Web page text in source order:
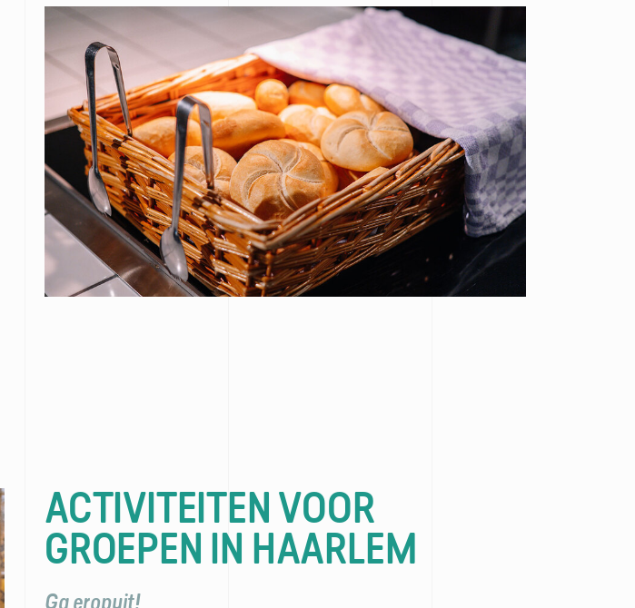
ACTIVITEITEN VOOR
GROEPEN IN HAARLEM
Ga eropuit!